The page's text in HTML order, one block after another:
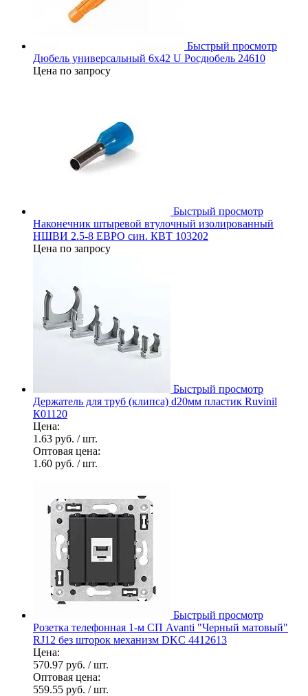
Быстрый просмотр
Дюбель универсальный 6х42 U Росдюбель 24610
Цена по запросу
Быстрый просмотр
Наконечник штыревой втулочный изолированный
НШВИ 2.5-8 ЕВРО син. КВТ 103202
Цена по запросу
Быстрый просмотр
Держатель для труб (клипса) d20мм пластик Ruvinil
К01120
Цена:
1.63 руб. / шт.
Оптовая цена:
1.60 руб. / шт.
Быстрый просмотр
Розетка телефонная 1-м СП Avanti "Черный матовый"
RJ12 без шторок механизм DKC 4412613
Цена:
570.97 руб. / шт.
Оптовая цена:
559.55 руб. / шт.